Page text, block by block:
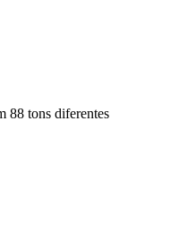
88 tons diferentes